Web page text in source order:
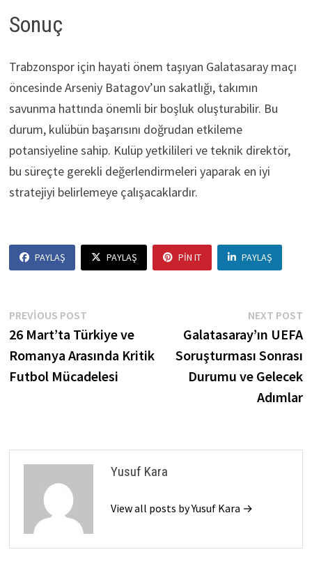
Sonuç
Trabzonspor için hayati önem taşıyan Galatasaray maçı
öncesinde Arseniy Batagov’un sakatlığı, takımın
savunma hattında önemli bir boşluk oluşturabilir. Bu
durum, kulübün başarısını doğrudan etkileme
potansiyeline sahip. Kulüp yetkilileri ve teknik direktör,
bu süreçte gerekli değerlendirmeleri yaparak en iyi
stratejiyi belirlemeye çalışacaklardır.
PAYLAŞ PAYLAŞ PIN IT PAYLAŞ
Yazı
gezinmesi
PREVIOUS POSTPrevious
post:
26 Mart’ta Türkiye ve
Romanya Arasında Kritik
Futbol Mücadelesi
NEXT POST
Galatasaray’ın UEFA
Soruşturması Sonrası
Durumu ve Gelecek
Adımlar
Yusuf Kara
View all posts by Yusuf Kara →